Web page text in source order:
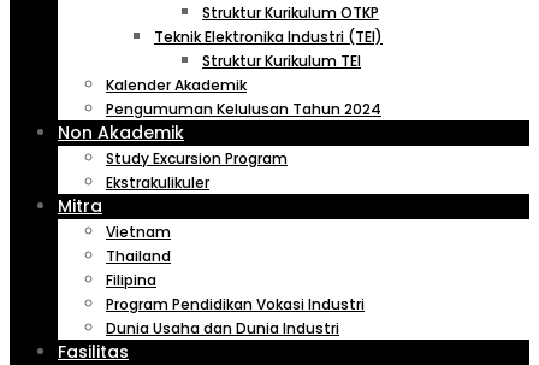
Struktur Kurikulum OTKP
Teknik Elektronika Industri (TEI)
Struktur Kurikulum TEI
Kalender Akademik
Pengumuman Kelulusan Tahun 2024
Non Akademik
Study Excursion Program
Ekstrakulikuler
Mitra
Vietnam
Thailand
Filipina
Program Pendidikan Vokasi Industri
Dunia Usaha dan Dunia Industri
Fasilitas